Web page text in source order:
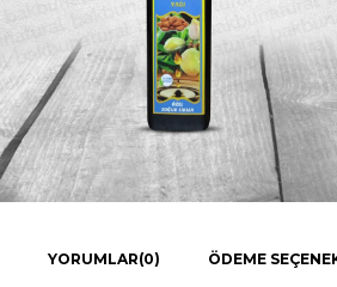
YORUMLAR(0) ÖDEME